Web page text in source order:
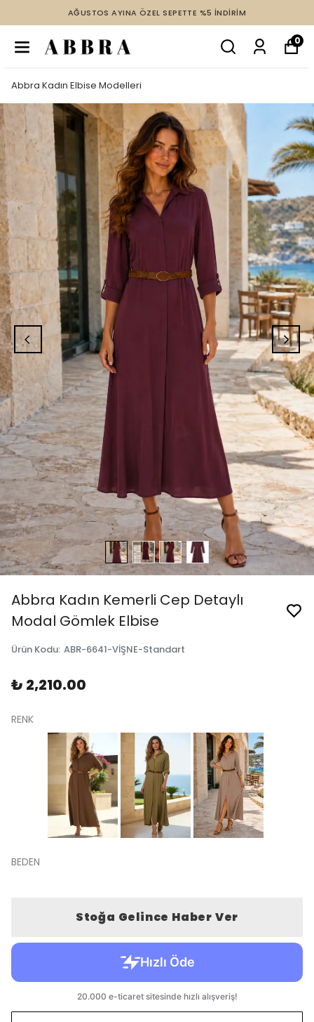
2 VE ÜZERİ ÜRÜNDE TÜM İNDİRİMLERE EK %10 İNDİRİM
0
Abbra Kadın Elbise Modelleri
Abbra Kadın Kemerli Cep Detaylı
Modal Gömlek Elbise
Ürün Kodu: ABR-6641-VİŞNE-Standart
₺ 2,210.00
RENK
BEDEN
Stoğa Gelince Haber Ver